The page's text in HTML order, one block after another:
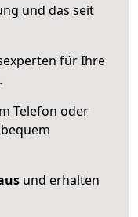
und das seit
für Ihre
Telefon oder
und erhalten